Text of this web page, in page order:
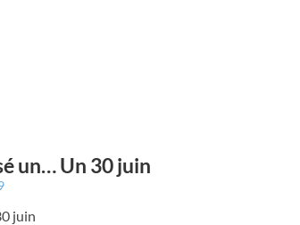
un… Un 30 juin
juin